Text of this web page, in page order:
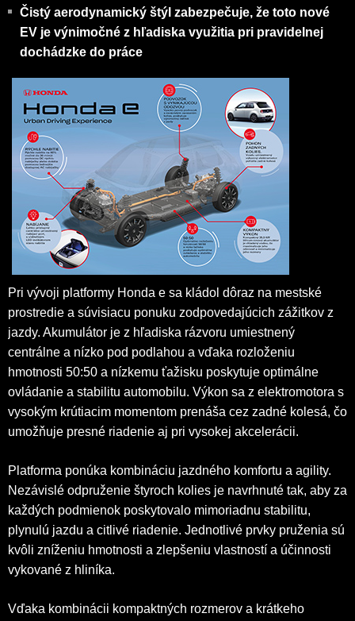
Čistý aerodynamický štýl zabezpečuje, že toto nové
EV je výnimočné z hľadiska využitia pri pravidelnej
dochádzke do práce
Pri vývoji platformy Honda e sa kládol dôraz na mestské
prostredie a súvisiacu ponuku zodpovedajúcich zážitkov z
jazdy. Akumulátor je z hľadiska rázvoru umiestnený
centrálne a nízko pod podlahou a vďaka rozloženiu
hmotnosti 50:50 a nízkemu ťažisku poskytuje optimálne
ovládanie a stabilitu automobilu. Výkon sa z elektromotora s
vysokým krútiacim momentom prenáša cez zadné kolesá, čo
umožňuje presné riadenie aj pri vysokej akcelerácii.
Platforma ponúka kombináciu jazdného komfortu a agility.
Nezávislé odpruženie štyroch kolies je navrhnuté tak, aby za
každých podmienok poskytovalo mimoriadnu stabilitu,
plynulú jazdu a citlivé riadenie. Jednotlivé prvky pruženia sú
kvôli zníženiu hmotnosti a zlepšeniu vlastností a účinnosti
vykované z hliníka.
Vďaka kombinácii kompaktných rozmerov a krátkeho